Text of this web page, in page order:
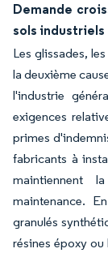
Demande
sols industriels
Les glissades,
la deuxième
l'industrie
exigences
primes
fabricants à
maintiennent
maintenance.
granulés
résines époxy